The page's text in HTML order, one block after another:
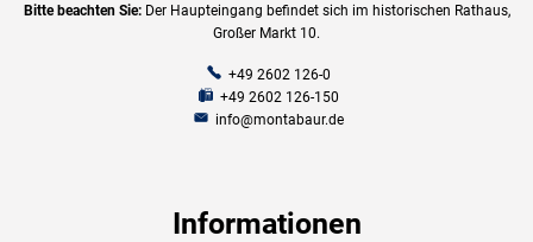
Bitte beachten Sie: Der Haupteingang befindet sich im historischen Rathaus,
Großer Markt 10.
+49 2602 126-0
+49 2602 126-150
info@montabaur.de
Informationen